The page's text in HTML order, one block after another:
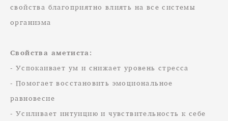
свойства благоприятно влиять на все системы
организма
Свойства аметиста:
- Успокаивает ум и снижает уровень стресса
- Помогает восстановить эмоциональное
равновесие
- Усиливает интуицию и чувствительность к себе